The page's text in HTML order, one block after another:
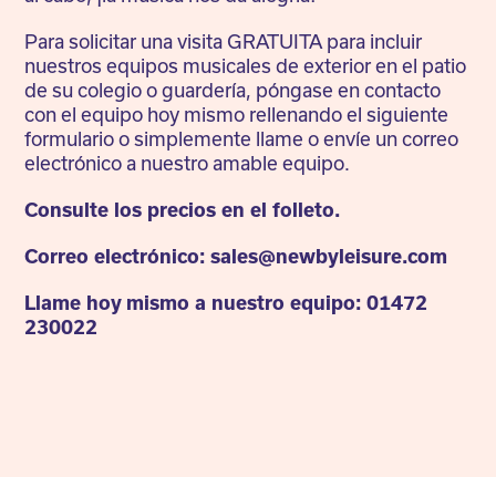
Para solicitar una visita GRATUITA para incluir
nuestros equipos musicales de exterior en el patio
de su colegio o guardería, póngase en contacto
con el equipo hoy mismo rellenando el siguiente
formulario o simplemente llame o envíe un correo
electrónico a nuestro amable equipo.
Consulte los precios en el folleto.
Correo electrónico: sales@newbyleisure.com
Llame hoy mismo a nuestro equipo: 01472
230022